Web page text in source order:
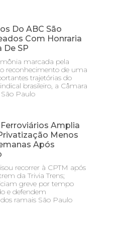
Do ABC São
Com Honraria
De SP
marcada pela
reconhecimento de uma
trajetórias do
brasileiro, a Câmara
Paulo
Amplia
Menos
Após
recorrer à CPTM após
da Trivia Trens;
greve por tempo
e defendem
ramais São Paulo